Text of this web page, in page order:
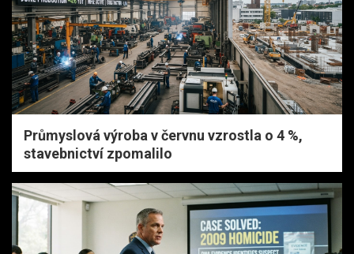
Průmyslová výroba v červnu vzrostla o 4 %,
stavebnictví zpomalilo